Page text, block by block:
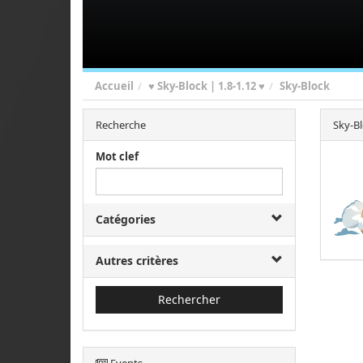
Accueil ♥ Sky-Block | 1.8-1.12 ♥ Sky-Block
Recherche
Mot clef
Catégories
Autres critères
Rechercher
Sky-